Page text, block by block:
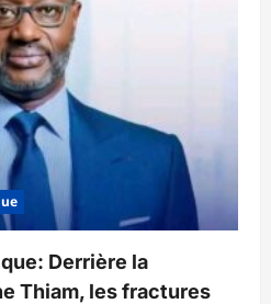
Derrière la
Thiam, les fractures